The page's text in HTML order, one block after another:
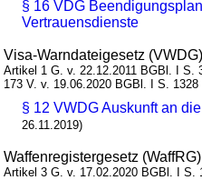
§ 16 VDG
Vertrauensdienste
Visa-Warndateigesetz (VWDG)
Artikel 1 G. v. 22.12.2011 BGBl. I S.
173 V. v. 19.06.2020 BGBl. I S. 1328
§ 12 VWDG Auskunft an
26.11.2019)
Waffenregistergesetz (WaffRG)
Artikel 3 G. v. 17.02.2020 BGBl. I S.